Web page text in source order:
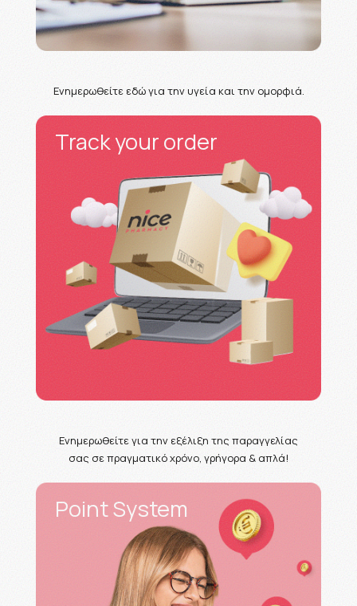
Ενημερωθείτε εδώ για την υγεία και την ομορφιά.
Track your order
Ενημερωθείτε για την εξέλιξη της παραγγελίας
σας σε πραγματικό χρόνο, γρήγορα & απλά!
Point System